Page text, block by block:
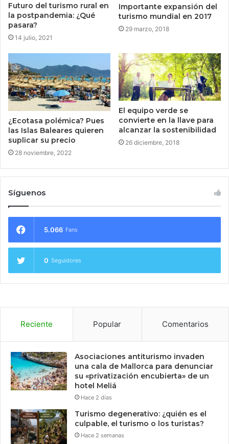
Futuro del turismo rural en
la postpandemia: ¿Qué
pasara?
14 julio, 2021
Importante expansión del
turismo mundial en 2017
29 marzo, 2018
¿Ecotasa polémica? Pues
las Islas Baleares quieren
suplicar su precio
28 noviembre, 2022
El equipo verde se
convierte en la llave para
alcanzar la sostenibilidad
26 diciembre, 2018
Síguenos
5.066 Fans
0 Seguidores
Reciente Popular Comentarios
Asociaciones antiturismo invaden
una cala de Mallorca para denunciar
su «privatización encubierta» de un
hotel Meliá
Hace 2 días
Turismo degenerativo: ¿quién es el
culpable, el turismo o los turistas?
Hace 2 semanas